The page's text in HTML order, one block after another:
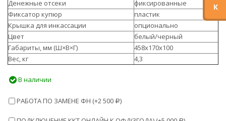
Денежные отсеки
фиксированные
Фиксатор купюр
пластик
Крышка для инкассации
опционально
Цвет
белый/черный
Габариты, мм (Ш×В×Г)
458х170х100
Вес, кг
4,3
В наличии
РАБОТА ПО ЗАМЕНЕ ФН (+2 500 Р)
К